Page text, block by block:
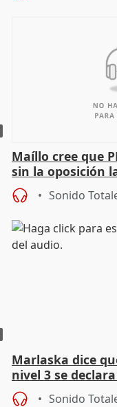
Maíllo cree que
sin la oposición
órganos como el
Sonido
Marlaska dice
nivel 3 se
de los incendios"
Sonido